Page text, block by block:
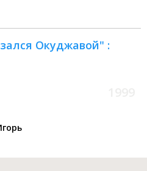
Окуджавой" :